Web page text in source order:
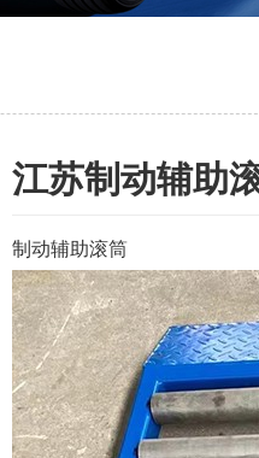
江苏制动辅助
制动辅助滚筒